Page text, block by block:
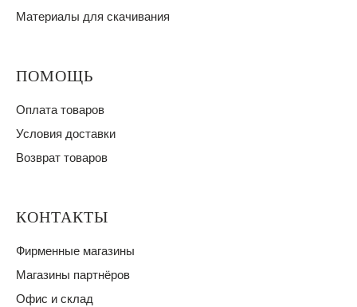
Материалы для скачивания
ПОМОЩЬ
Оплата товаров
Условия доставки
Возврат товаров
КОНТАКТЫ
Фирменные магазины
Магазины партнёров
Офис и склад